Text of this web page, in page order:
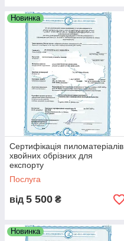
Новинка
Сертифікація пиломатеріалів
хвойних обрізних для
експорту
Послуга
від 5 500 ₴
Новинка